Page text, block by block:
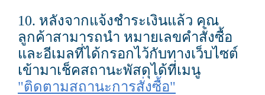
10. หลังจากแจ้งชำระเงินแล้ว คุณ
ลูกค้าสามารถนำ หมายเลขคำสั่งซื้อ
และอีเมลที่ได้กรอกไว้กับทางเว็บไซต์
เข้ามาเช็คสถานะพัสดุได้ที่เมนู
"ติดตามสถานะการสั่งซื้อ"